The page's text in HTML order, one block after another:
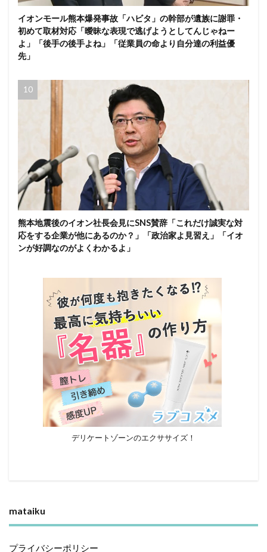
イオンモール熊本爆発事故「ハビタ」の幹部が遺族に謝罪・
初めて取材対応「曖昧な表現で逃げようとしてんじゃねー
よ」「後手の後手よね」「従業員の命より自分達の利益優
先」
熊本地震後のイオン社長会見にSNS賛辞「これだけ誠実な対
応をする企業が他にあるのか？」「政治家よ見習え」「イオ
ンが好調なのがよくわかるよ」
デリケートゾーンのエクササイズ！
mataiku
プライバシーポリシー